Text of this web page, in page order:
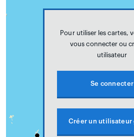
Pour utiliser les cartes,
vous connecter ou
utilisateur
Se connecter
Créer un utilisateur